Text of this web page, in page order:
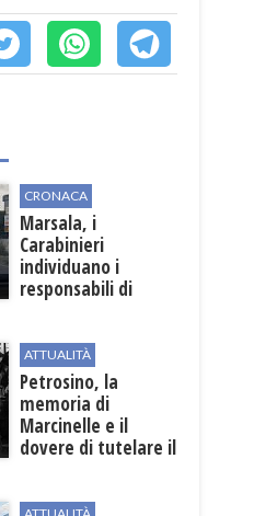
CRONACA
Marsala, i
Carabinieri
individuano i
responsabili di
uomo del posto
ATTUALITÀ
Petrosino, la
memoria di
Marcinelle e il
dovere di tutelare il